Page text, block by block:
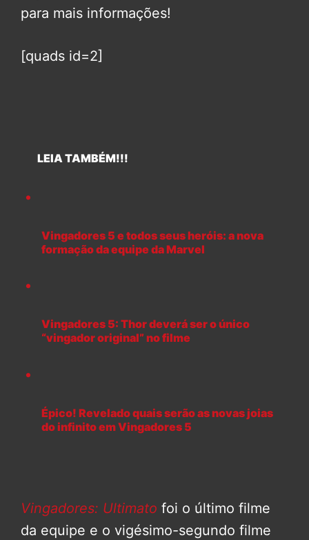
para mais informações!
[quads id=2]
LEIA TAMBÉM!!!
Vingadores 5 e todos seus heróis: a nova
formação da equipe da Marvel
Vingadores 5: Thor deverá ser o único
“vingador original” no filme
Épico! Revelado quais serão as novas joias
do infinito em Vingadores 5
Vingadores: Ultimato foi o último filme
da equipe e o vigésimo-segundo filme